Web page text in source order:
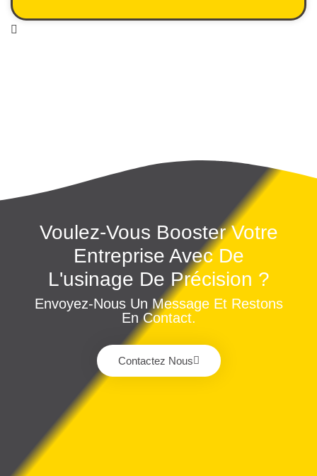
Voulez-Vous Booster Votre
Entreprise Avec De
L'usinage De Précision ?
Envoyez-Nous Un Message Et Restons
En Contact.
Contactez Nous